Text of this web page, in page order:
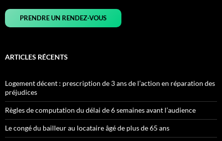
PRENDRE UN RENDEZ-VOUS
ARTICLES RÉCENTS
Logement décent : prescription de 3 ans de l’action en réparation des
préjudices
Règles de computation du délai de 6 semaines avant l’audience
Le congé du bailleur au locataire âgé de plus de 65 ans